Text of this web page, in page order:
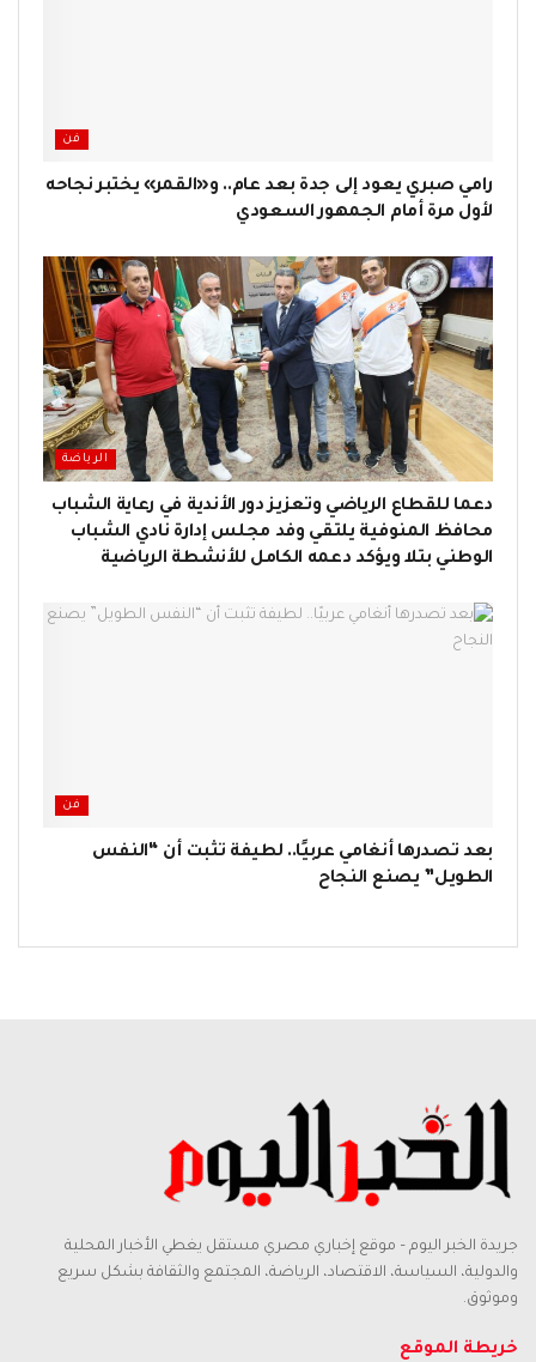
فن
رامي صبري يعود إلى جدة بعد عام.. و«القمر» يختبر نجاحه
لأول مرة أمام الجمهور السعودي
الرياضة
دعما للقطاع الرياضي وتعزيز دور الأندية في رعاية الشباب
محافظ المنوفية يلتقي وفد مجلس إدارة نادي الشباب
الوطني بتلا ويؤكد دعمه الكامل للأنشطة الرياضية
فن
بعد تصدرها أنغامي عربيًا.. لطيفة تثبت أن “النفس
الطويل” يصنع النجاح
جريدة الخبر اليوم – موقع إخباري مصري مستقل يغطي الأخبار المحلية
والدولية، السياسة، الاقتصاد، الرياضة، المجتمع والثقافة بشكل سريع
وموثوق.
خريطة الموقع